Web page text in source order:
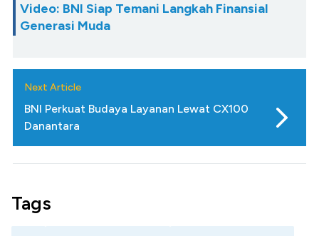
Video: BNI Siap Temani Langkah Finansial
Generasi Muda
Next Article
BNI Perkuat Budaya Layanan Lewat CX100
Danantara
Tags